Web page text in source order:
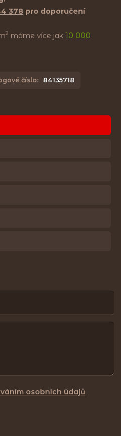
378 pro doporučení
2 máme více jak 10 000
číslo: 84135718
osobních údajů